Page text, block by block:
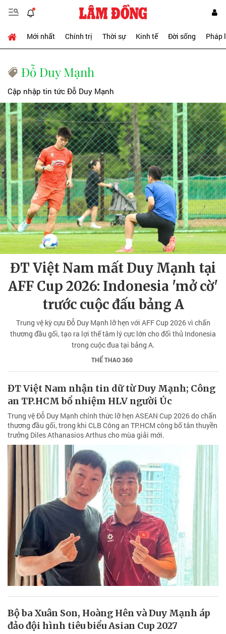
Mới nhất Chính trị Thời sự Kinh tế Đời sống Pháp
Đỗ Duy Mạnh
Cập nhập tin tức Đỗ Duy Mạnh
ĐT Việt Nam mất Duy Mạnh tại
AFF Cup 2026: Indonesia 'mở cờ'
trước cuộc đấu bảng A
Trung vệ kỳ cựu Đỗ Duy Mạnh lỡ hẹn với AFF Cup 2026 vì chấn
thương đầu gối, tạo ra lợi thế tâm lý cực lớn cho đối thủ Indonesia
trong cuộc đua tại bảng A.
THỂ THAO 360
ĐT Việt Nam nhận tin dữ từ Duy Mạnh; Công
an TP.HCM bổ nhiệm HLV người Úc
Trung vệ Đỗ Duy Mạnh chính thức lỡ hẹn ASEAN Cup 2026 do chấn
thương đầu gối, trong khi CLB Công an TP.HCM công bố tân thuyền
trưởng Diles Athanasios Arthus cho mùa giải mới.
Bộ ba Xuân Son, Hoàng Hên và Duy Mạnh áp
đảo đội hình tiêu biểu Asian Cup 2027